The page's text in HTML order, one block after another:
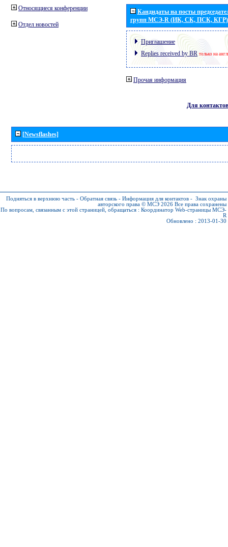
Относящиеся конференции
Отдел новостей
Кандидаты на посты
групп МСЭ-R (ИК, СК, ПСК, КГР)
Приглашение
Replies received by BR только на
Прочая информация
Для контактов
[Newsflashes]
Подняться в верхнюю часть - Обратная связь - Информация для контактов - Знак охраны
авторского права © МСЭ 2026 Все права сохранены
По вопросам, связанным с этой страницей, обращаться : Координатор Web-страницы МСЭ-
R
Обновлено : 2013-01-30